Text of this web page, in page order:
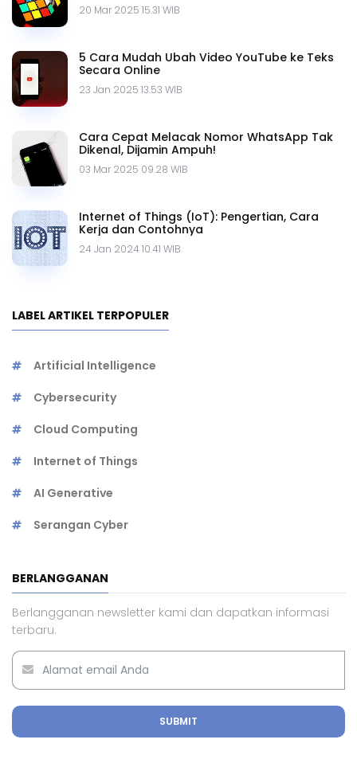
20 Mar 2025 15.31 WIB
5 Cara Mudah Ubah Video YouTube ke Teks
Secara Online
23 Jan 2025 13.53 WIB
Cara Cepat Melacak Nomor WhatsApp Tak
Dikenal, Dijamin Ampuh!
03 Mar 2025 09.28 WIB
Internet of Things (IoT): Pengertian, Cara
Kerja dan Contohnya
24 Jan 2024 10.41 WIB
LABEL ARTIKEL TERPOPULER
Artificial Intelligence
Cybersecurity
Cloud Computing
Internet of Things
AI Generative
Serangan Cyber
BERLANGGANAN
Berlangganan newsletter kami dan dapatkan informasi
terbaru.
SUBMIT